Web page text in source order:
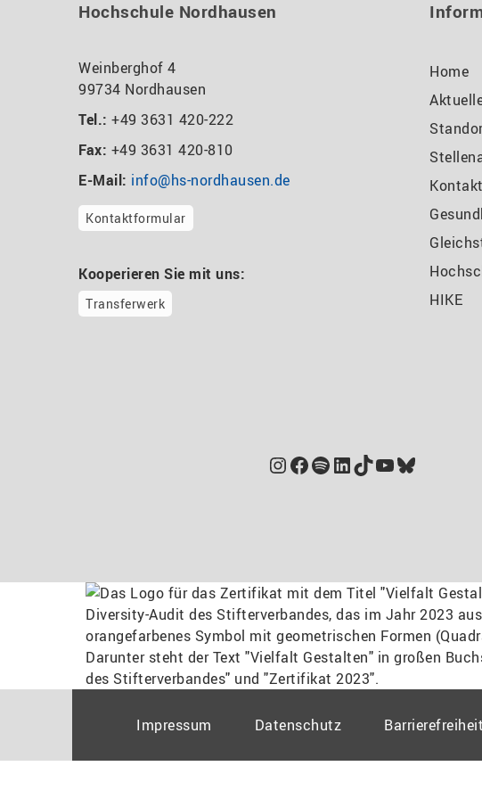
Hochschule Nordhausen
Weinberghof 4
99734 Nordhausen
Tel.: +49 3631 420-222
Fax: +49 3631 420-810
E-Mail: info@hs-nordhausen.de
Kontaktformular
Kooperieren Sie mit uns:
Transferwerk
Home
HIKE
Instagram
Facebook
Spotify
LinkedIn
TikTok
YouTube
Bluesky
Impressum Datenschutz Barrierefreiheit